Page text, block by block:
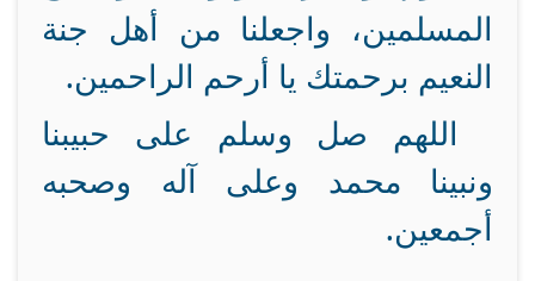
المسلمين، واجعلنا من أهل جنة
النعيم برحمتك يا أرحم الراحمين.
اللهم صل وسلم على حبيبنا
ونبينا محمد وعلى آله وصحبه
أجمعين.